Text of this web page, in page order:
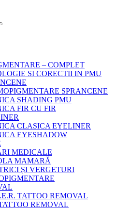
– COMPLET
SI CORECTII IN PMU
SPRANCENE
SHADING PMU
FIR CU FIR
CLASICA EYELINER
EYESHADOW
MEDICALE
MAMARĂ
ȘI VERGETURI
TATTOO REMOVAL
REMOVAL